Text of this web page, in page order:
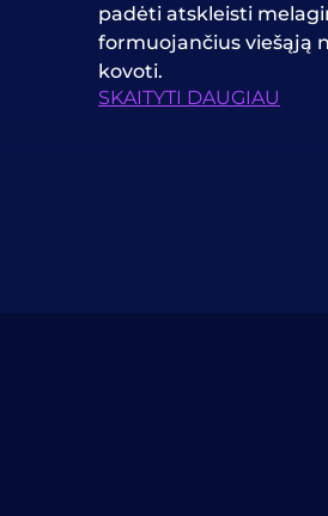
padėti atskleisti
formuojančius viešąją
kovoti.
SKAITYTI DAUGIAU